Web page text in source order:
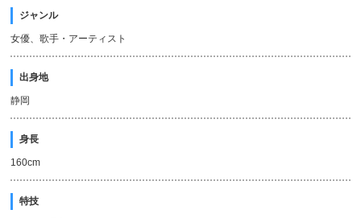
ジャンル
女優、歌手・アーティスト
出身地
静岡
身長
160cm
特技